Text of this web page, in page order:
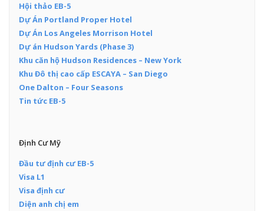
Hội thảo EB-5
Dự Án Portland Proper Hotel
Dự Án Los Angeles Morrison Hotel
Dự án Hudson Yards (Phase 3)
Khu căn hộ Hudson Residences – New York
Khu Đô thị cao cấp ESCAYA – San Diego
One Dalton – Four Seasons
Tin tức EB-5
Định Cư Mỹ
Đầu tư định cư EB-5
Visa L1
Visa định cư
Diện anh chị em